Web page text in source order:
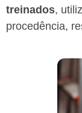
treinados,
procedência,